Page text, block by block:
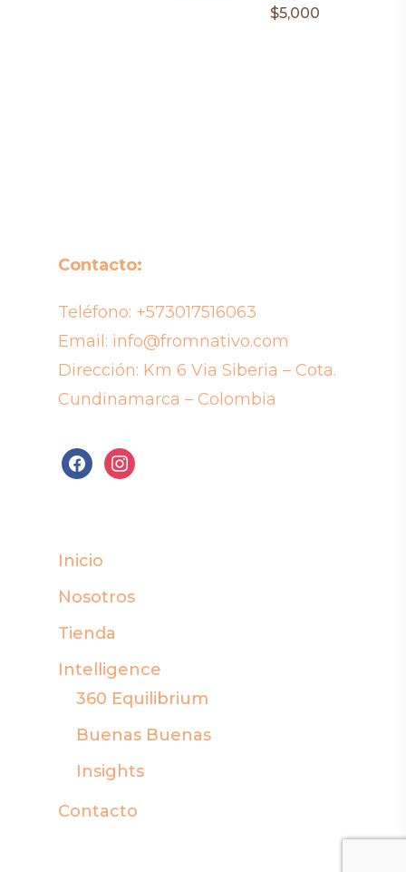
$5,000
Contacto:
Teléfono: +573017516063
Email: info@fromnativo.com
Dirección: Km 6 Via Siberia – Cota.
Cundinamarca – Colombia
facebookinstagram
Inicio
Nosotros
Tienda
Intelligence
360 Equilibrium
Buenas Buenas
Insights
Contacto